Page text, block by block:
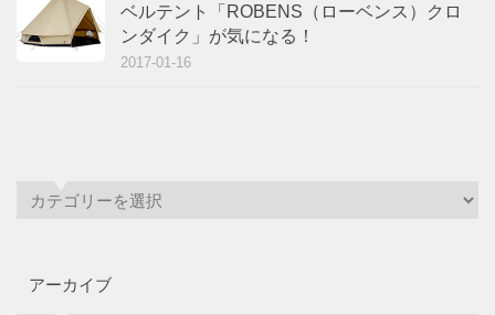
ベルテント「ROBENS（ローベンス）クロ
ンダイク」が気になる！
2017-01-16
アーカイブ